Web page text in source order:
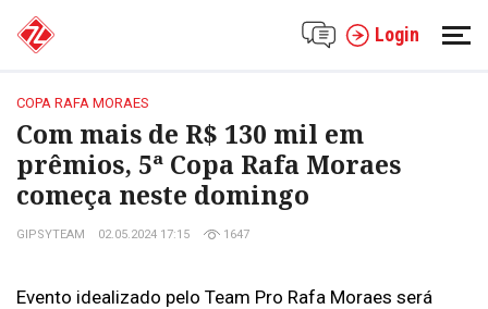
Login
COPA RAFA MORAES
Com mais de R$ 130 mil em
prêmios, 5ª Copa Rafa Moraes
começa neste domingo
GIPSYTEAM 02.05.2024 17:15 1647
Evento idealizado pelo Team Pro Rafa Moraes será